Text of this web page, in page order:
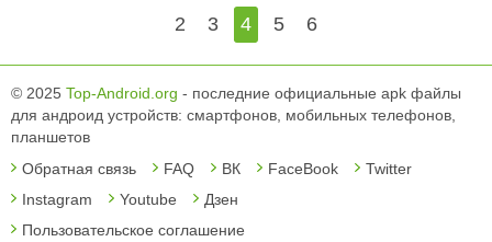
2 3 4 5 6
© 2025 Top-Android.org - последние официальные apk файлы
для андроид устройств: смартфонов, мобильных телефонов,
планшетов
Обратная связь
FAQ ВК FaceBook
Twitter
Instagram
Youtube
Дзен
Пользовательское соглашение